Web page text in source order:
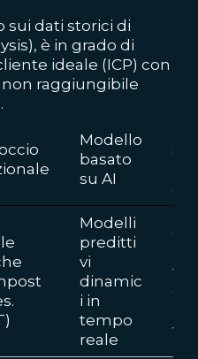
sui dati storici di
è in grado di
ideale (ICP) con
raggiungibile
Modello
basato
su AI
sul
Modelli
preditti
vi
dinamic
i in
tempo
reale